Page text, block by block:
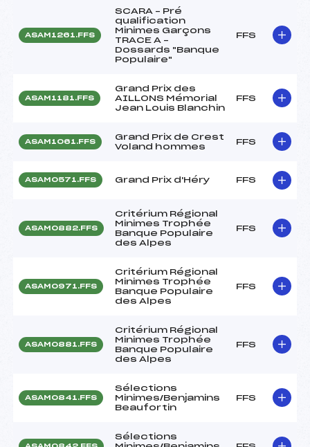
ASAM1261.FFS
SCARA – Pré
qualification
Minimes Garçons
TRACE A –
Dossards "Banque
Populaire"
FFS
ASAM1181.FFS
Grand Prix des
AILLONS Mémorial
Jean Louis Blanchin
FFS
ASAM1061.FFS
Grand Prix de Crest
Voland hommes
FFS
ASAM0571.FFS Grand Prix d'Héry FFS
ASAM0882.FFS
Critérium Régional
Minimes Trophée
Banque Populaire
des Alpes
FFS
ASAM0971.FFS
Critérium Régional
Minimes Trophée
Banque Populaire
des Alpes
FFS
ASAM0881.FFS
Critérium Régional
Minimes Trophée
Banque Populaire
des Alpes
FFS
ASAM0841.FFS
Sélections
Minimes/Benjamins
Beaufortin
FFS
Sélections